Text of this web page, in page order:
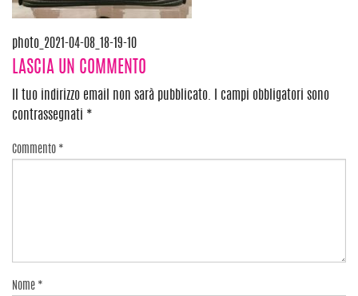
Navigazione
articoli
photo_2021-04-08_18-19-10
LASCIA UN COMMENTO
Il tuo indirizzo email non sarà pubblicato.
I campi obbligatori sono
contrassegnati *
Commento *
Nome *